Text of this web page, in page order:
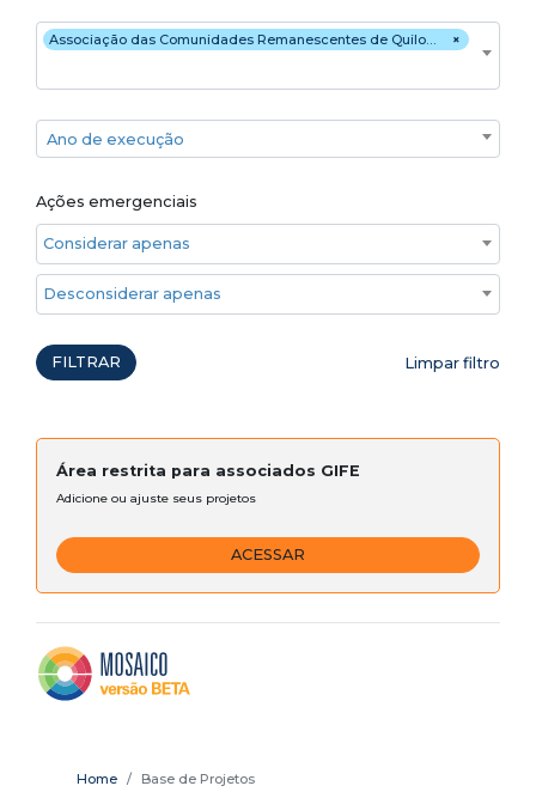
Executores ×
Associação das Comunidades Remanescentes de Quilombos do Município de Oriximiná - ARQMO
Ano de execução
Ano de execução
Ações emergenciais
Considerar apenas ações emergenciais
Desconsiderar apenas ações emergenciais
FILTRAR Limpar filtro
Área restrita para associados GIFE
Adicione ou ajuste seus projetos
ACESSAR
Home Base de Projetos